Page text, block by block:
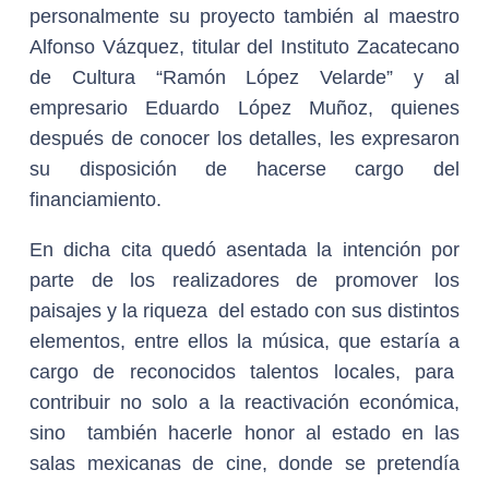
personalmente su proyecto también al maestro
Alfonso Vázquez, titular del Instituto Zacatecano
de Cultura “Ramón López Velarde” y al
empresario Eduardo López Muñoz, quienes
después de conocer los detalles, les expresaron
su disposición de hacerse cargo del
financiamiento.
En dicha cita quedó asentada la intención por
parte de los realizadores de promover los
paisajes y la riqueza del estado con sus distintos
elementos, entre ellos la música, que estaría a
cargo de reconocidos talentos locales, para
contribuir no solo a la reactivación económica,
sino también hacerle honor al estado en las
salas mexicanas de cine, donde se pretendía